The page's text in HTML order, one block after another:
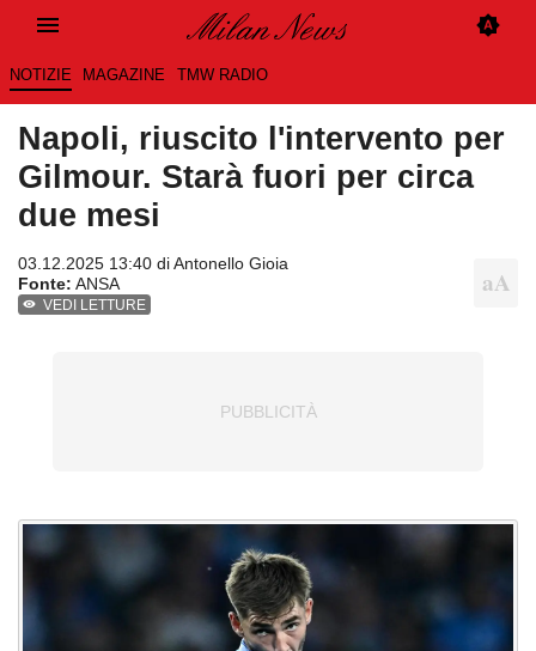
NOTIZIE MAGAZINE TMW RADIO
Napoli, riuscito l'intervento per
Gilmour. Starà fuori per circa
due mesi
03.12.2025 13:40 diAntonello Gioia
Fonte: ANSA
VEDI LETTURE